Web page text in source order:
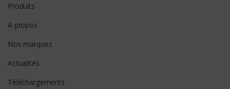
Produits
A propos
Nos marques
Actualités
Téléchargements